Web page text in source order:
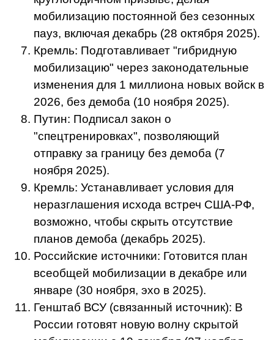
мобилизацию постоянной без сезонных
пауз, включая декабрь (28 октября 2025).
Кремль: Подготавливает "гибридную
мобилизацию" через законодательные
изменения для 1 миллиона новых войск в
2026, без демоба (10 ноября 2025).
Путин: Подписал закон о
"спецтренировках", позволяющий
отправку за границу без демоба (7
ноября 2025).
Кремль: Устанавливает условия для
неразглашения исхода встреч США-РФ,
возможно, чтобы скрыть отсутствие
планов демоба (декабрь 2025).
Российские источники: Готовится план
всеобщей мобилизации в декабре или
январе (30 ноября, эхо в 2025).
Генштаб ВСУ (связанный источник): В
России готовят новую волну скрытой